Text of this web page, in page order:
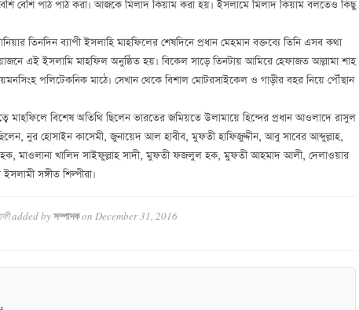
বেশি পাঠ পাঠ করা। আজকে মিলাদ কিয়াম করা হয়। ইসলামে মিলাদ কিয়াম বলতেও কিছু
তিনদিন ব্যাপী ইসলাহি মাহফিলের শেষদিনে প্রধান মেহমান বক্তব্যে তিনি এসব কথা
এই ইসলামি মাহফিল অনুষ্ঠিত হয়। বিকেল সাড়ে তিনটায় আমিরে হেফাজত আল্লামা শাহ
পলিটেকনিক মাঠে। সেখান থেকে বিশাল মোটরসাইকেল ও গাড়ীর বহর নিয়ে পৌঁছান
মাহফিলে বিশেষ অতিথি ছিলেন ভারতের জমিয়তে উলামায়ে হিন্দের প্রধান আওলাদে রাসুল
নুর হোসাইন কাসেমী, জুনায়েদ আল হাবীব, মুফতী হাফিজুদ্দীন, আবু সাবের আব্দুল্লাহ,
মাওলানা খালিদ সাইফুল্লাহ সাদী, মুফতী ফজলুল হক, মুফতী আহমাদ আলী, দেলাওয়ার
সঙ্গীত শিল্পীরা।
added by সম্পাদকon December 31, 2016